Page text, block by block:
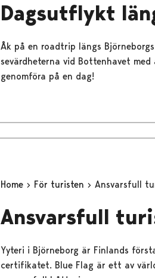
Dagsutflykt
Åk på en roadtrip längs
sevärdheterna vid Bottenhavet
genomföra på en dag!
Home För turisten Ansvarsfull
Ansvarsfull
Yyteri i Björneborg är Finlands
certifikatet. Blue Flag är ett av